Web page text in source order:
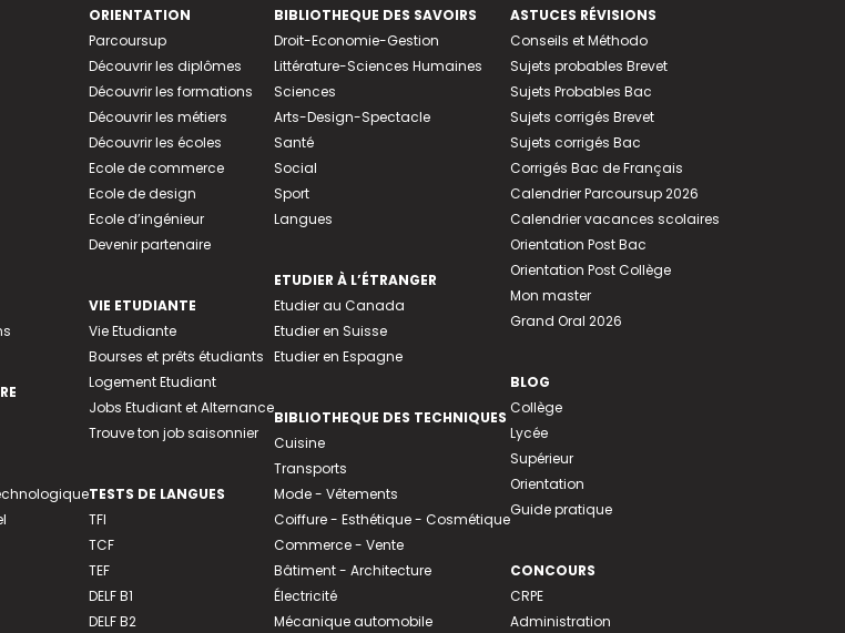
ORIENTATION
Parcoursup
Découvrir les diplômes
Découvrir les formations
Découvrir les métiers
Découvrir les écoles
Ecole de commerce
Ecole de design
Ecole d’ingénieur
Devenir partenaire
VIE ETUDIANTE
Vie Etudiante
Bourses et prêts étudiants
Logement Etudiant
Jobs Etudiant et Alternance
Trouve ton job saisonnier
TESTS DE LANGUES
TFI
TCF
TEF
DELF B1
DELF B2
BIBLIOTHEQUE DES SAVOIRS
Droit-Economie-Gestion
Littérature-Sciences Humaines
Sciences
Arts-Design-Spectacle
Santé
Social
Sport
Langues
ETUDIER À L’ÉTRANGER
Etudier au Canada
Etudier en Suisse
Etudier en Espagne
BIBLIOTHEQUE DES TECHNIQUES
Cuisine
Transports
Mode - Vêtements
Coiffure - Esthétique - Cosmétique
Commerce - Vente
Bâtiment - Architecture
Électricité
Mécanique automobile
ASTUCES RÉVISIONS
Conseils et Méthodo
Sujets probables Brevet
Sujets Probables Bac
Sujets corrigés Brevet
Sujets corrigés Bac
Corrigés Bac de Français
Calendrier Parcoursup 2026
Calendrier vacances scolaires
Orientation Post Bac
Orientation Post Collège
Mon master
Grand Oral 2026
BLOG
Collège
Lycée
Supérieur
Orientation
Guide pratique
CONCOURS
CRPE
Administration